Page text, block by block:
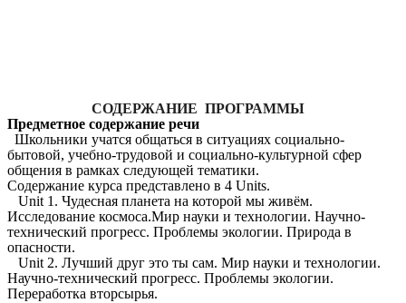
СОДЕРЖАНИЕ ПРОГРАММЫ
Предметное содержание речи
Школьники учатся общаться в ситуациях социально-
бытовой, учебно-трудовой и социально-культурной сфер
общения в рамках следующей тематики.
Содержание курса представлено в 4 Units.
Unit 1. Чудесная планета на которой мы живём.
Исследование космоса.Мир науки и технологии. Научно-
технический прогресс. Проблемы экологии. Природа в
опасности.
Unit 2. Лучший друг это ты сам. Мир науки и технологии.
Научно-технический прогресс. Проблемы экологии.
Переработка вторсырья.